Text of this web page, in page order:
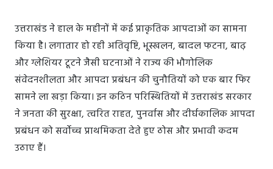
उत्तराखंड ने हाल के महीनों में कई प्राकृतिक आपदाओं का सामना
किया है। लगातार हो रही अतिवृष्टि, भूस्खलन, बादल फटना, बाढ़
और ग्लेशियर टूटने जैसी घटनाओं ने राज्य की भौगोलिक
संवेदनशीलता और आपदा प्रबंधन की चुनौतियों को एक बार फिर
सामने ला खड़ा किया। इन कठिन परिस्थितियों में उत्तराखंड सरकार
ने जनता की सुरक्षा, त्वरित राहत, पुनर्वास और दीर्घकालिक आपदा
प्रबंधन को सर्वोच्च प्राथमिकता देते हुए ठोस और प्रभावी कदम
उठाए हैं।